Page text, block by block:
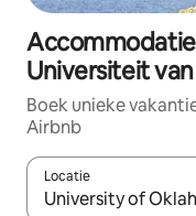
Universiteit
Boek unieke
Airbnb
Locatie
Wanneer er